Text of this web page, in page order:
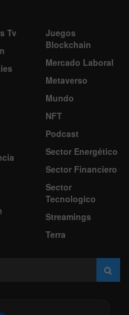
Tv
Juegos
Blockchain
Mercado Laboral
Metaverso
Mundo
NFT
Podcast
Sector Energético
Sector Financiero
Sector
Tecnologico
Streamings
Terra